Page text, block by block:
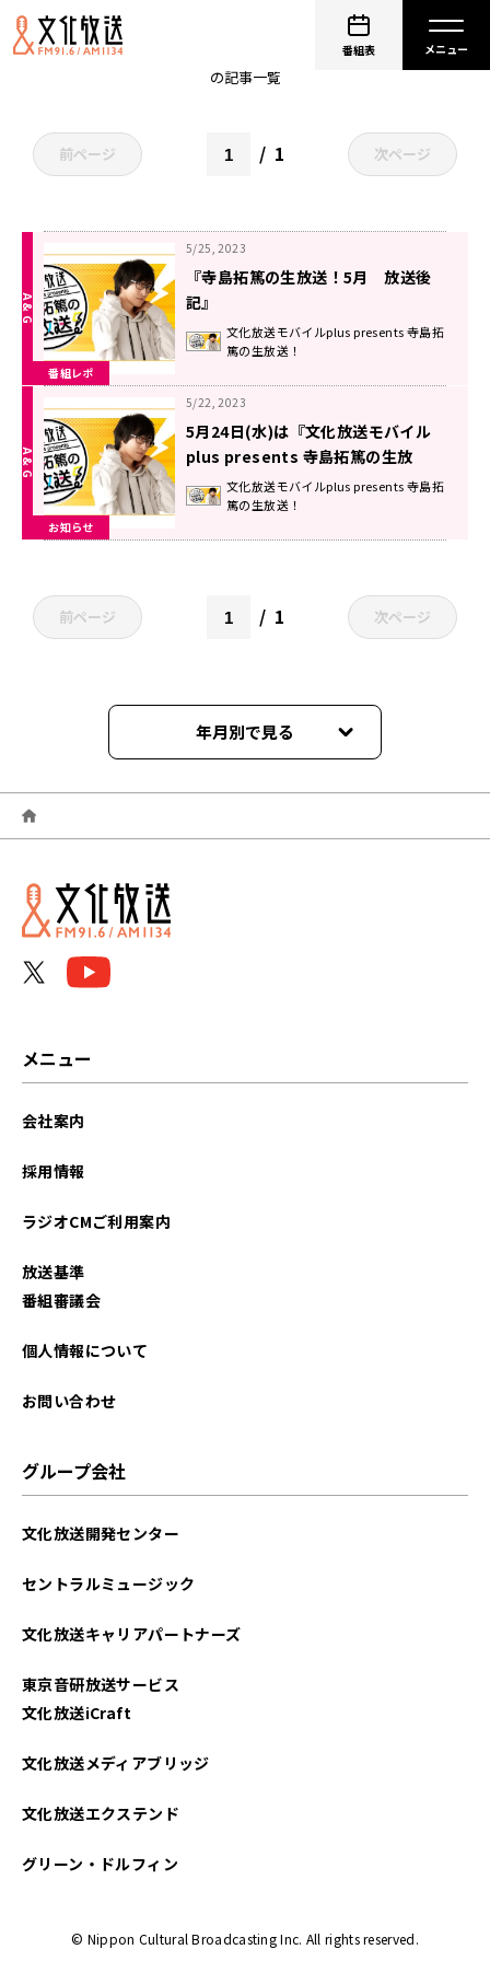
番組表
の記事一覧
前ページ 1 次ページ
番組レポ
5/25, 2023
『寺島拓篤の生放送！5月 放送後
記』
文化放送モバイルplus presents 寺島拓
篤の生放送！
お知らせ
5/22, 2023
5月24日(水)は『文化放送モバイル
plus presents 寺島拓篤の生放
送！』文化放送モバイルplus presents 寺島拓
篤の生放送！
前ページ 1 次ページ
年月別で見る
2026年06月
2026年05月
2026年04月
2025年07月
2025年04月
2024年11月
2024年10月
2024年09月
メニュー
会社案内
採用情報
ラジオCMご利用案内
放送基準
番組審議会
個人情報について
お問い合わせ
グループ会社
文化放送開発センター
セントラルミュージック
文化放送キャリアパートナーズ
東京音研放送サービス
文化放送iCraft
文化放送メディアブリッジ
文化放送エクステンド
グリーン・ドルフィン
© Nippon Cultural Broadcasting Inc. All rights reserved.